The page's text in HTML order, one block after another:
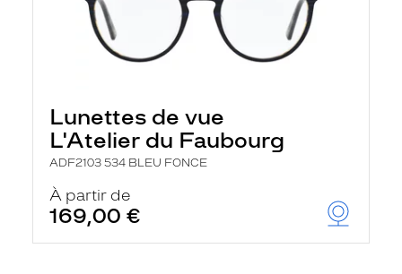
Lunettes de vue
L'Atelier du Faubourg
ADF2103 534 BLEU FONCE
À partir de
169,00 €